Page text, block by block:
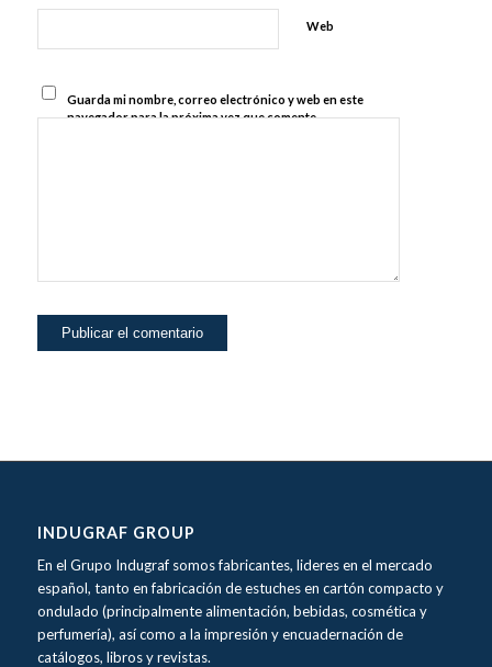
Web
Guarda mi nombre, correo electrónico y web en este
navegador para la próxima vez que comente.
INDUGRAF GROUP
En el Grupo Indugraf somos fabricantes, lideres en el mercado
español, tanto en fabricación de estuches en cartón compacto y
ondulado (principalmente alimentación, bebidas, cosmética y
perfumería), así como a la impresión y encuadernación de
catálogos, libros y revistas.